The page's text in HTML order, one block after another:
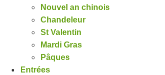
Nouvel an chinois
Chandeleur
St Valentin
Mardi Gras
Pâques
Entrées